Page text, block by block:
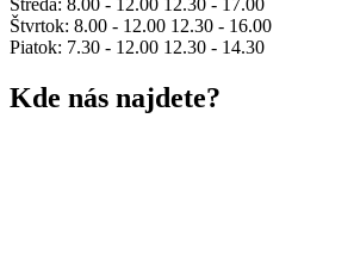
Streda: 8.00 - 12.00 12.30 - 17.00
Štvrtok: 8.00 - 12.00 12.30 - 16.00
Piatok: 7.30 - 12.00 12.30 - 14.30
Kde nás najdete?